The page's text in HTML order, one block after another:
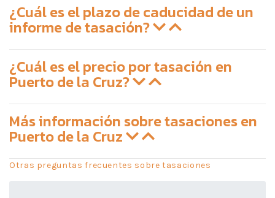
¿Cuál es el plazo de caducidad de un
informe de tasación?
¿Cuál es el precio por tasación en
Puerto de la Cruz?
Más información sobre tasaciones en
Puerto de la Cruz
Otras preguntas frecuentes sobre tasaciones